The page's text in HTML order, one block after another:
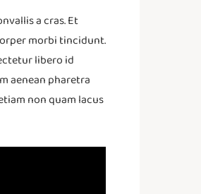
a cras. Et
morbi tincidunt.
libero id
aenean pharetra
non quam lacus